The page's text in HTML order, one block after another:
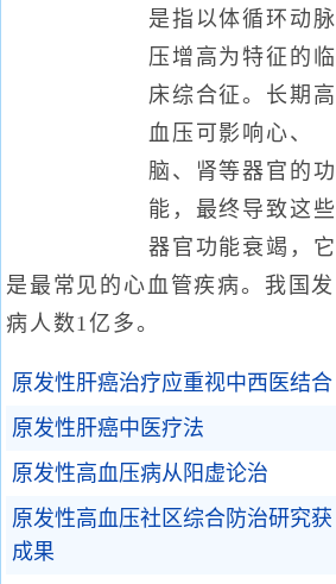
是指以体循环动脉
压增高为特征的临
床综合征。长期高
血压可影响心、
脑、肾等器官的功
能，最终导致这些
器官功能衰竭，它
是最常见的心血管疾病。我国发
病人数1亿多。
原发性肝癌治疗应重视中西医结合
原发性肝癌中医疗法
原发性高血压病从阳虚论治
原发性高血压社区综合防治研究获
成果